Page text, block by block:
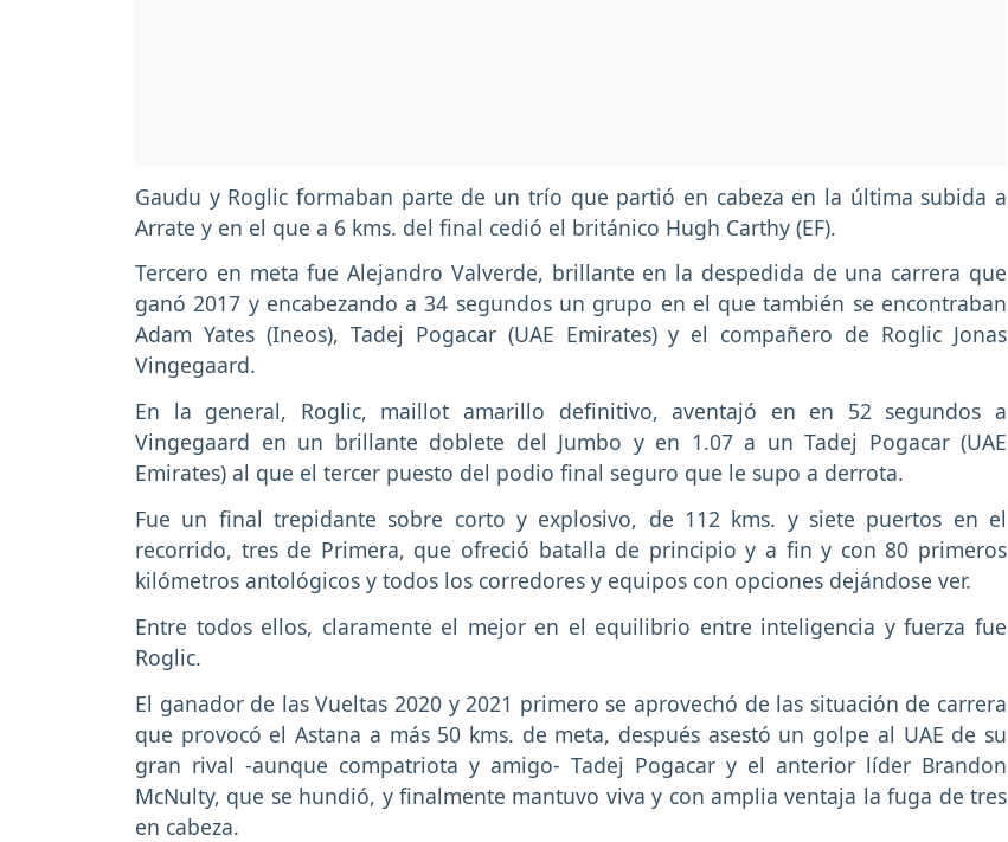
Gaudu y Roglic formaban parte de un trío que partió en cabeza en la última subida a
Arrate y en el que a 6 kms. del final cedió el británico Hugh Carthy (EF).
Tercero en meta fue Alejandro Valverde, brillante en la despedida de una carrera que
ganó 2017 y encabezando a 34 segundos un grupo en el que también se encontraban
Adam Yates (Ineos), Tadej Pogacar (UAE Emirates) y el compañero de Roglic Jonas
Vingegaard.
En la general, Roglic, maillot amarillo definitivo, aventajó en en 52 segundos a
Vingegaard en un brillante doblete del Jumbo y en 1.07 a un Tadej Pogacar (UAE
Emirates) al que el tercer puesto del podio final seguro que le supo a derrota.
Fue un final trepidante sobre corto y explosivo, de 112 kms. y siete puertos en el
recorrido, tres de Primera, que ofreció batalla de principio y a fin y con 80 primeros
kilómetros antológicos y todos los corredores y equipos con opciones dejándose ver.
Entre todos ellos, claramente el mejor en el equilibrio entre inteligencia y fuerza fue
Roglic.
El ganador de las Vueltas 2020 y 2021 primero se aprovechó de las situación de carrera
que provocó el Astana a más 50 kms. de meta, después asestó un golpe al UAE de su
gran rival -aunque compatriota y amigo- Tadej Pogacar y el anterior líder Brandon
McNulty, que se hundió, y finalmente mantuvo viva y con amplia ventaja la fuga de tres
en cabeza.